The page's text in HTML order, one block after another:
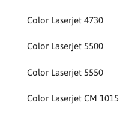
Color Laserjet 4730
Color Laserjet 5500
Color Laserjet 5550
Color Laserjet CM 1015